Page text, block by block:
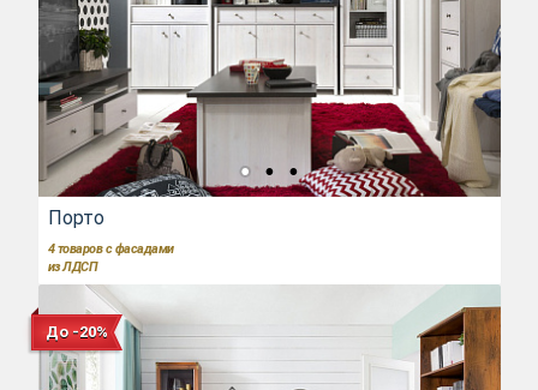
Порто
4 товаров с фасадами
из ЛДСП
До -20%